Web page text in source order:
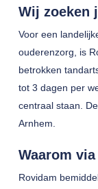
Wij zoeken
Voor een
ouderenzorg, is
betrokken
tot 3 dagen per
centraal staan.
Arnhem.
Waarom
Rovidam